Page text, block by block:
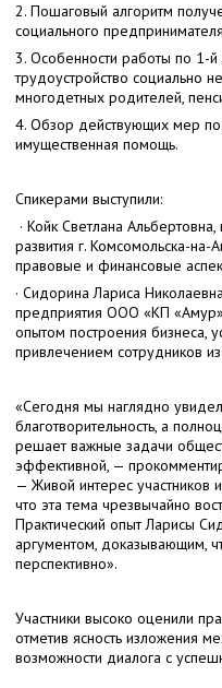
2. Пошаговый алгоритм
социального
3. Особенности работы по 1-
трудоустройство социально
многодетных родителей,
4. Обзор действующих мер
имущественная помощь.
Спикерами выступили:
· Койк Светлана
развития г. Комсомольска-
правовые и финансовые
· Сидорина Лариса
предприятия ООО «КП
опытом построения бизнеса,
привлечением сотрудников
«Сегодня мы наглядно
благотворительность, а
решает важные задачи
эффективной, —
— Живой интерес участников
что эта тема чрезвычайно
Практический опыт Ларисы
аргументом, доказывающим,
перспективно».
Участники высоко оценили
отметив ясность изложения
возможности диалога с